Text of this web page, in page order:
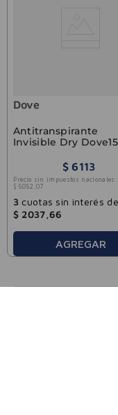
Dove
Antitranspirante
Invisible Dry
$ 6113
Precio sin impuestos nacionales:
$ 5052 07
3cuotas sin interés de
$ 2037 66
AGREGAR